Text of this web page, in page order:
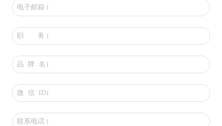
电子邮箱
职 务
品 牌 名
微 信 ID
联系电话